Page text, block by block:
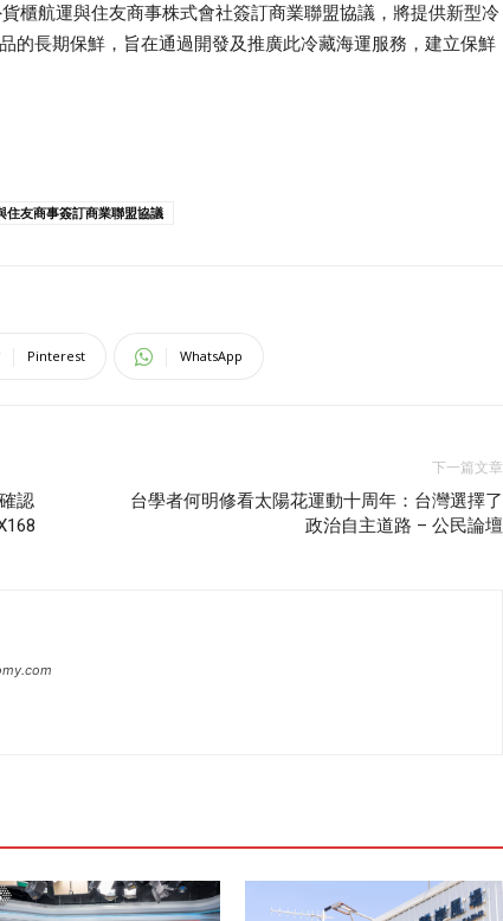
櫃航運與住友商事株式會社簽訂商業聯盟協議，將提供新型冷
的長期保鮮，旨在通過開發及推廣此冷藏海運服務，建立保鮮
住友商事簽訂商業聯盟協議
Pinterest WhatsApp
認
下一篇文章
台學者何明修看太陽花運動十周年：台灣選擇了
政治自主道路 – 公民論壇